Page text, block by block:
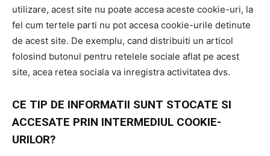
utilizare, acest site nu poate accesa aceste cookie-uri, la
fel cum tertele parti nu pot accesa cookie-urile detinute
de acest site. De exemplu, cand distribuiti un articol
folosind butonul pentru retelele sociale aflat pe acest
site, acea retea sociala va inregistra activitatea dvs.
CE TIP DE INFORMATII SUNT STOCATE SI
ACCESATE PRIN INTERMEDIUL COOKIE-
URILOR?